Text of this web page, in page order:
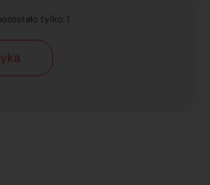
tylko: 1